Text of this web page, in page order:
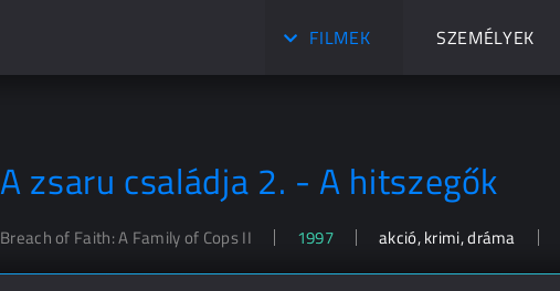
FILMEK SZEMÉLYEK
A zsaru családja 2. - A hitszegők
Breach of Faith: A Family of Cops II 1997 akció, krimi, dráma